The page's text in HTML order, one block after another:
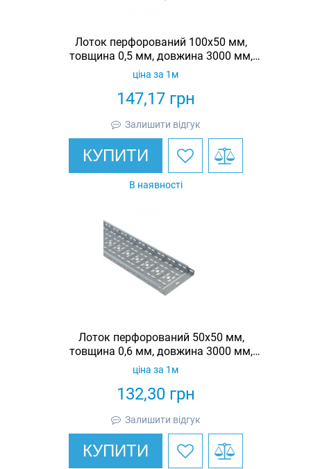
Лоток перфорований 100х50 мм,
товщина 0,5 мм, довжина 3000 мм,
гарячеоцинкований, Eurotray
147,17грн
ціна за 1м
Залишити відгук
КУПИТИ
В наявності
Лоток перфорований 50х50 мм,
товщина 0,6 мм, довжина 3000 мм,
гарячеоцинкований, Eurotray
132,30грн
ціна за 1м
Залишити відгук
КУПИТИ